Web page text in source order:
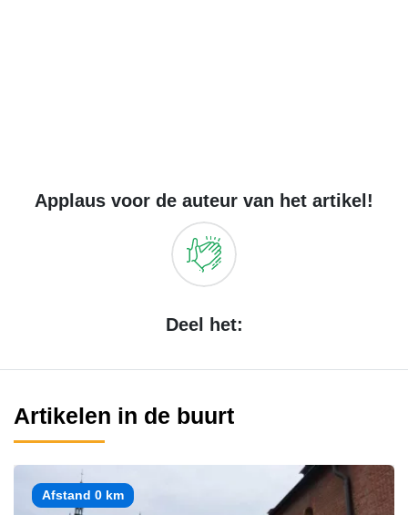
Applaus voor de auteur van het artikel!
Deel het:
Artikelen in de buurt
Afstand 0 km